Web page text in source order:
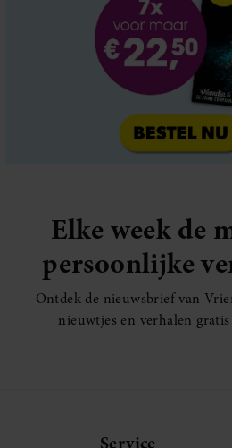
Elke week de
persoonlijke
Ontdek de nieuwsbrief van
nieuwtjes en verhalen
Service